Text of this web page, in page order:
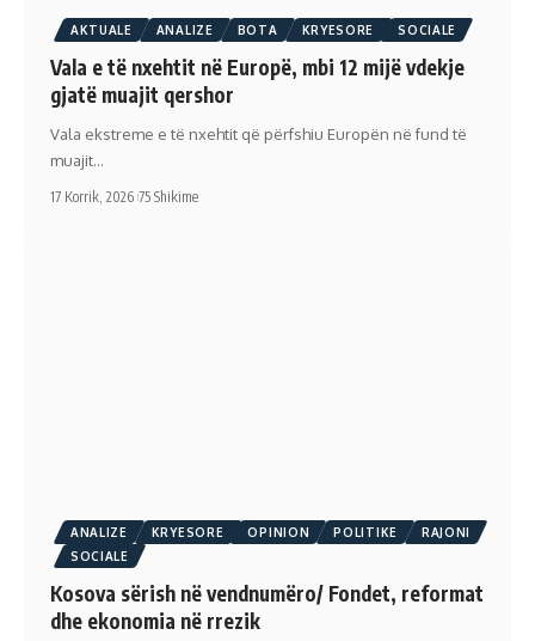
AKTUALE ANALIZE BOTA KRYESORE SOCIALE
Vala e të nxehtit në Europë, mbi 12 mijë vdekje
gjatë muajit qershor
Vala ekstreme e të nxehtit që përfshiu Europën në fund të
muajit…
17 Korrik, 2026 75 Shikime
ANALIZE KRYESORE OPINION POLITIKE
RAJONI
SOCIALE
Kosova sërish në vendnumëro/ Fondet, reformat
dhe ekonomia në rrezik